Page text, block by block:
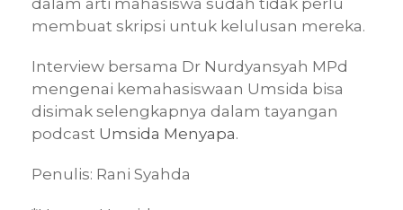
membuat skripsi untuk kelulusan mereka.
Interview bersama Dr Nurdyansyah MPd
mengenai kemahasiswaan Umsida bisa
disimak selengkapnya dalam tayangan
podcast Umsida Menyapa.
Penulis: Rani Syahda